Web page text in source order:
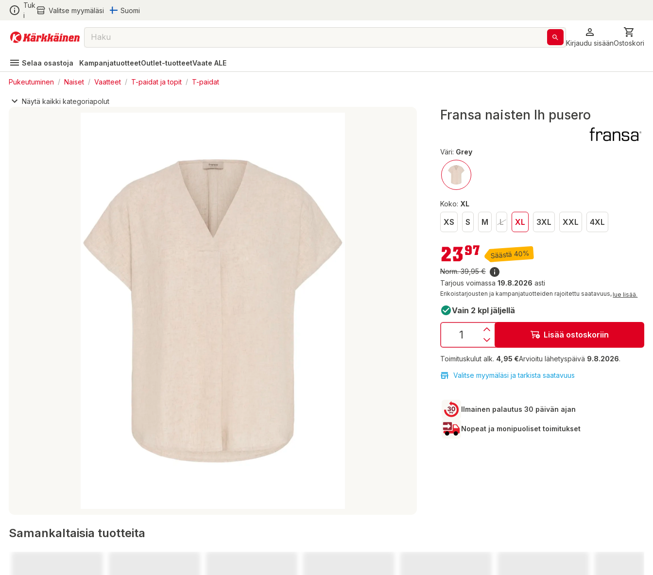
Tuk
i
Valitse myymäläsi Suomi
Kirjaudu sisäänOstoskori
Selaa osastoja KampanjatuotteetOutlet-tuotteetVaate ALE
Pukeutuminen / Naiset / Vaatteet / T-paidat ja topit / T-paidat
Näytä kaikki kategoriapolut
Fransa naisten lh pusero
Väri: Grey
Koko: XL
XS S M L XL 3XL XXL 4XL
2397 Säästä 40%
Norm.39,95 €
Tarjous voimassa 19.8.2026 asti
Erikoistarjousten ja kampanjatuotteiden rajoitettu saatavuus,lue lisää.
Vain 2 kpl jäljellä
Lisää ostoskoriin
Toimituskulut alk. 4,95 €Arvioitu lähetyspäivä 9.8.2026.
Valitse myymäläsi ja tarkista saatavuus
Ilmainen palautus 30 päivän ajan
Nopeat ja monipuoliset toimitukset
Samankaltaisia tuotteita